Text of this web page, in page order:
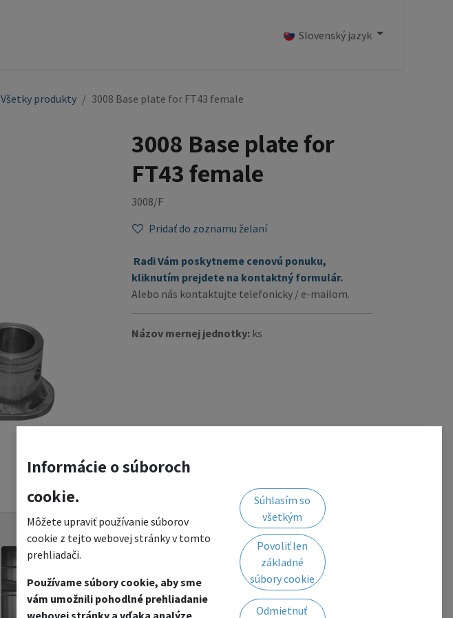
Slovenský jazyk
Všetky produkty 3008 Base plate for FT43 female
3008 Base plate for
FT43 female
3008/F
Pridať do zoznamu želaní
Radi Vám poskytneme cenovú ponuku,
kliknutím prejdete na kontaktný formulár.
Alebo nás kontaktujte telefonicky / e-mailom.
Názov mernej jednotky: ks
Informácie o súboroch
cookie.
Môžete upraviť používanie súborov
cookie z tejto webovej stránky v tomto
prehliadači.
Používame súbory cookie, aby sme
vám umožnili pohodlné prehliadanie
webovej stránky a vďaka analýze
Súhlasím so
všetkým
Povoliť len
základné
súbory cookie
Odmietnuť